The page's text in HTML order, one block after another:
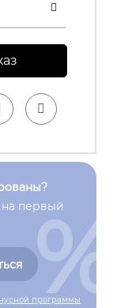
на первый
программы
%